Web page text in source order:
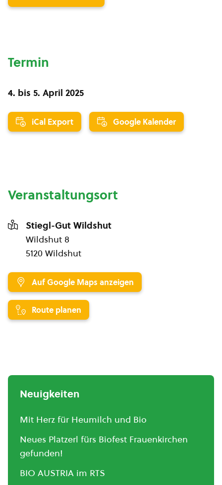
Termin
4. bis 5. April 2025
iCal Export Google Kalender
Veranstaltungsort
Stiegl-Gut Wildshut
Wildshut 8
5120 Wildshut
Auf Google Maps anzeigen
Route planen
Neuigkeiten
Mit Herz für Heumilch und Bio
Neues Platzerl fürs Biofest Frauenkirchen
gefunden!
BIO AUSTRIA im RTS